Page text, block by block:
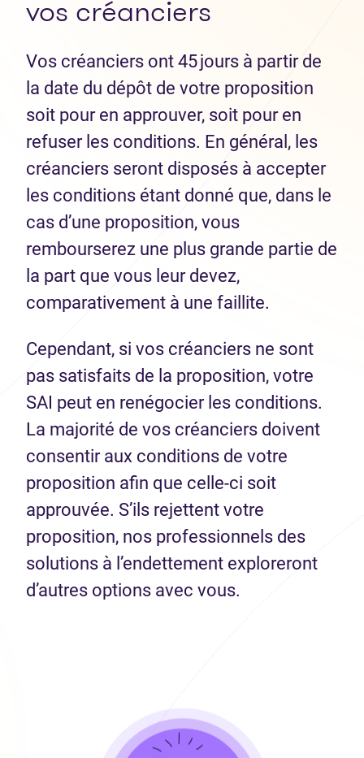
vos créanciers
Vos créanciers ont 45 jours à partir de
la date du dépôt de votre proposition
soit pour en approuver, soit pour en
refuser les conditions. En général, les
créanciers seront disposés à accepter
les conditions étant donné que, dans le
cas d’une proposition, vous
rembourserez une plus grande partie de
la part que vous leur devez,
comparativement à une faillite.
Cependant, si vos créanciers ne sont
pas satisfaits de la proposition, votre
SAI peut en renégocier les conditions.
La majorité de vos créanciers doivent
consentir aux conditions de votre
proposition afin que celle-ci soit
approuvée. S’ils rejettent votre
proposition, nos professionnels des
solutions à l’endettement exploreront
d’autres options avec vous.